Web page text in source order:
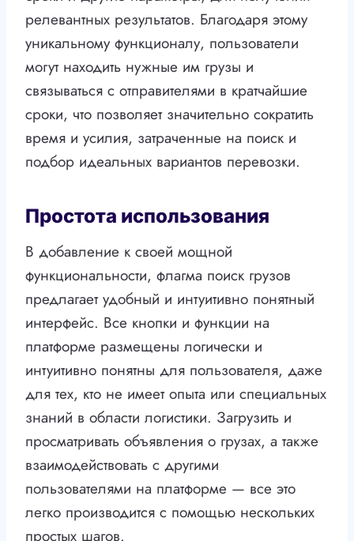
релевантных результатов. Благодаря этому
уникальному функционалу, пользователи
могут находить нужные им грузы и
связываться с отправителями в кратчайшие
сроки, что позволяет значительно сократить
время и усилия, затраченные на поиск и
подбор идеальных вариантов перевозки.
Простота использования
В добавление к своей мощной
функциональности, флагма поиск грузов
предлагает удобный и интуитивно понятный
интерфейс. Все кнопки и функции на
платформе размещены логически и
интуитивно понятны для пользователя, даже
для тех, кто не имеет опыта или специальных
знаний в области логистики. Загрузить и
просматривать объявления о грузах, а также
взаимодействовать с другими
пользователями на платформе — все это
легко производится с помощью нескольких
простых шагов.